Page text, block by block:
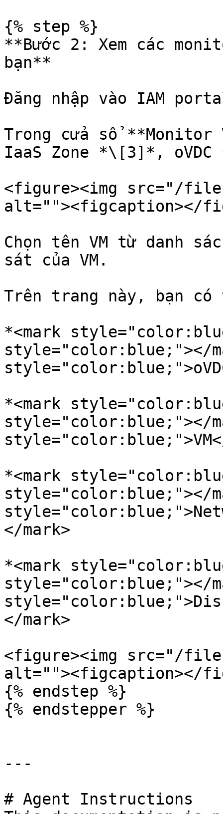
{% step %}
**Bước 2: Xem các
bạn**
Đăng nhập vào IAM
Trong cửa sổ
IaaS Zone *\[3]*, oVDC
<figure><img src="/files/
alt=""><figcaption></
Chọn tên VM từ danh
sát của VM.
Trên trang này, bạn có
*<mark
style="color:blue;"></
*<mark
style="color:blue;"></
*<mark
style="color:blue;"></
</mark>
*<mark
style="color:blue;"></
</mark>
<figure><img src="/files/
alt=""><figcaption></
{% endstep %}
{% endstepper %}
---
# Agent Instructions